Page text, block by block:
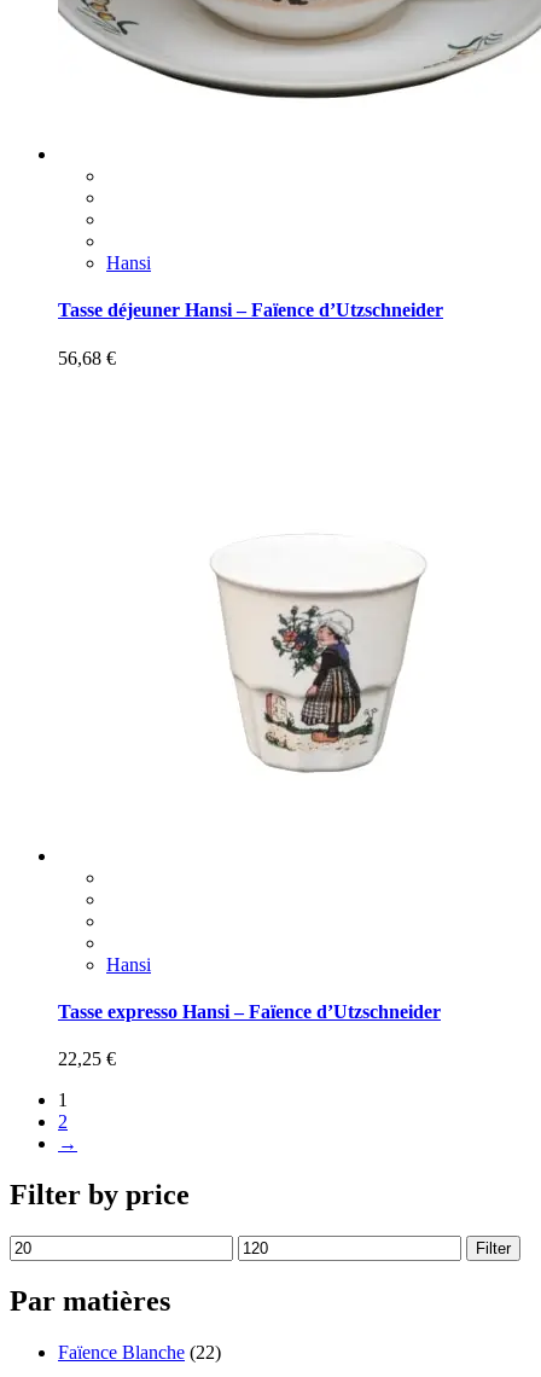
Hansi
Tasse déjeuner Hansi – Faïence d’Utzschneider
56,68 €
Hansi
Tasse expresso Hansi – Faïence d’Utzschneider
22,25 €
1
2
→
Filter by price
Filter
Par matières
Faïence Blanche (22)